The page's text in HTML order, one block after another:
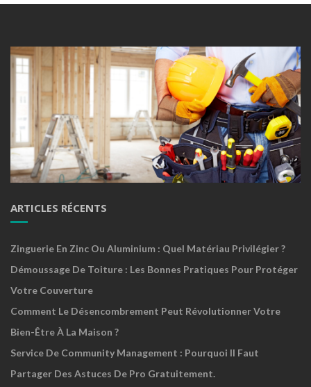
ARTICLES RÉCENTS
Zinguerie En Zinc Ou Aluminium : Quel Matériau Privilégier ?
Démoussage De Toiture : Les Bonnes Pratiques Pour Protéger
Votre Couverture
Comment Le Désencombrement Peut Révolutionner Votre
Bien-Être À La Maison ?
Service De Community Management : Pourquoi Il Faut
Partager Des Astuces De Pro Gratuitement.